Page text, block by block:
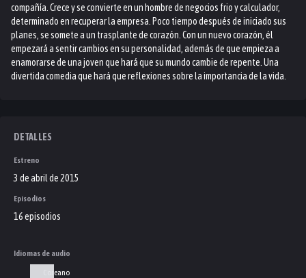
compañía. Crece y se convierte en un hombre de negocios frio y calculador,
determinado en recuperar la empresa. Poco tiempo después de iniciado sus
planes, se somete a un trasplante de corazón. Con un nuevo corazón, él
empezará a sentir cambios en su personalidad, además de que empieza a
enamorarse de una joven que hará que su mundo cambie de repente. Una
divertida comedia que hará que reflexiones sobre la importancia de la vida.
DETALLES
Estreno
3 de abril de 2015
Episodios
16 episodios
Idiomas de audio
Coreano